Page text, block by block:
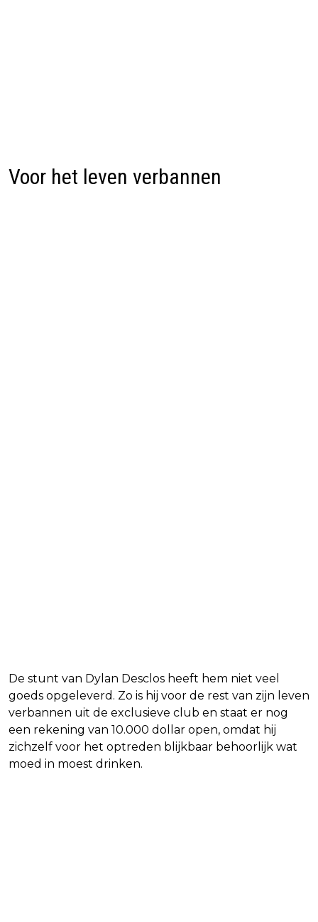
Voor het leven verbannen
De stunt van Dylan Desclos heeft hem niet veel
goeds opgeleverd. Zo is hij voor de rest van zijn leven
verbannen uit de exclusieve club en staat er nog
een rekening van 10.000 dollar open, omdat hij
zichzelf voor het optreden blijkbaar behoorlijk wat
moed in moest drinken.